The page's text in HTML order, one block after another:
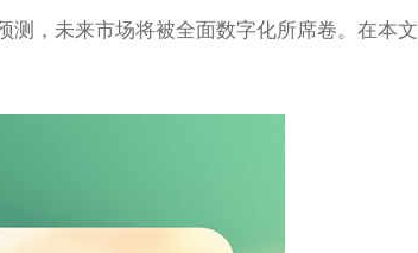
测，未来市场将被全面数字化所席卷。在本文